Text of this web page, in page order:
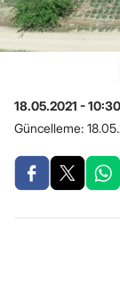
18.05.2021 - 10:30
Güncelleme: